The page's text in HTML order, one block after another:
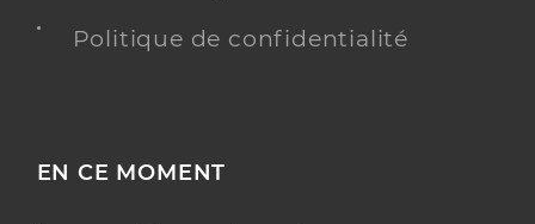
Politique de confidentialité
EN CE MOMENT